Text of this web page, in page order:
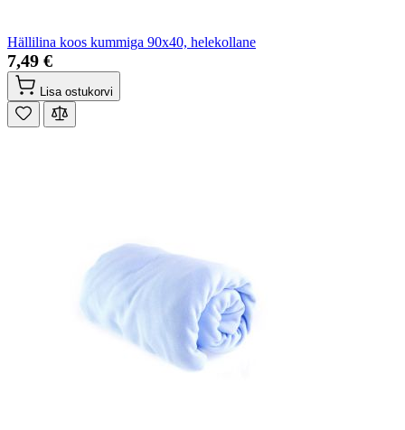
Hällilina koos kummiga 90x40, helekollane
7,49 €
Lisa ostukorvi